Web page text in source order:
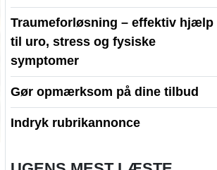
Traumeforløsning – effektiv hjælp
til uro, stress og fysiske
symptomer
Gør opmærksom på dine tilbud
Indryk rubrikannonce